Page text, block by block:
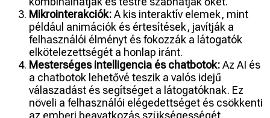
Mikrointerakciók:A kis interaktív elemek, mint
például animációk és értesítések, javítják a
felhasználói élményt és fokozzák a látogatók
elkötelezettségét a honlap iránt.
Mesterséges intelligencia és chatbotok:Az AI és
a chatbotok lehetővé teszik a valós idejű
válaszadást és segítséget a látogatóknak. Ez
növeli a felhasználói elégedettséget és csökkenti
az emberi beavatkozás szükségességét.